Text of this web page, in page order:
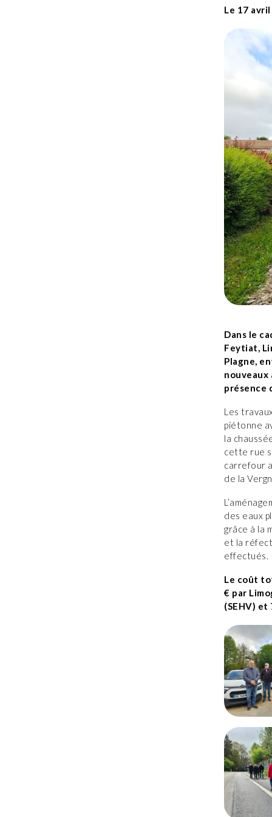
Le 17
Dans le
Feytiat,
Plagne,
nouveaux
présence
Les
piétonne
la
cette rue
carrefour
de la
des eaux
grâce à la
et la
effectués.
Le coût
€ par
(SEHV) et